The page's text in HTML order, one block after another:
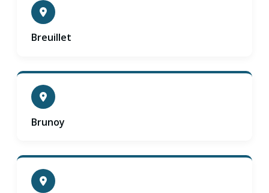
Breuillet
Brunoy